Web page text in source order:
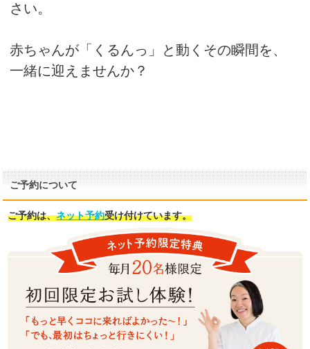
さい。
赤ちゃんが「くるんっ」と動くその瞬間を、
一緒に迎えませんか？
ご予約について
ご予約は、ネット予約受け付けています。